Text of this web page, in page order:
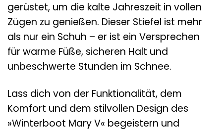
gerüstet, um die kalte Jahreszeit in vollen
Zügen zu genießen. Dieser Stiefel ist mehr
als nur ein Schuh – er ist ein Versprechen
für warme Füße, sicheren Halt und
unbeschwerte Stunden im Schnee.
Lass dich von der Funktionalität, dem
Komfort und dem stilvollen Design des
»Winterboot Mary V« begeistern und